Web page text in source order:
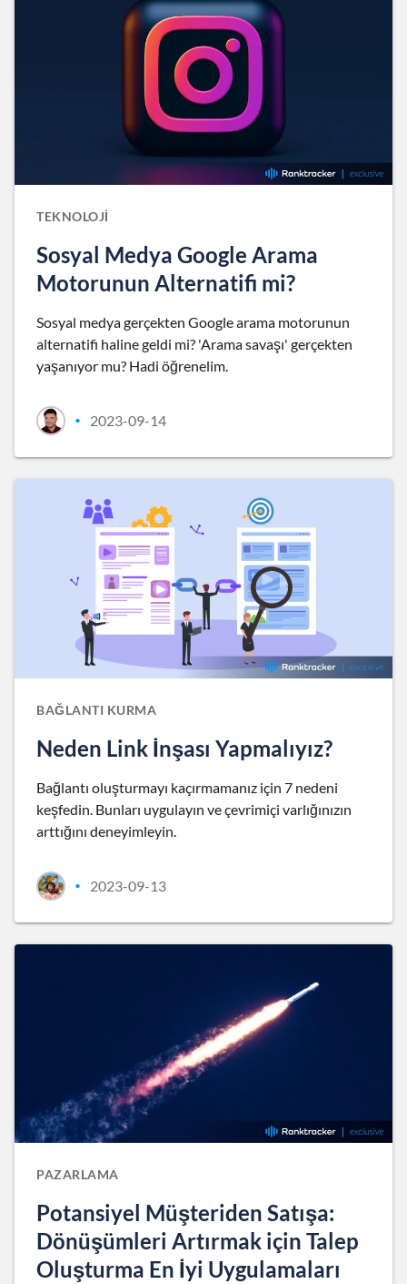
TEKNOLOJI
Sosyal Medya Google Arama
Motorunun Alternatifi mi?
Sosyal medya gerçekten Google arama motorunun
alternatifi haline geldi mi? 'Arama savaşı' gerçekten
yaşanıyor mu? Hadi öğrenelim.
• 2023-09-14
BAĞLANTI KURMA
Neden Link İnşası Yapmalıyız?
Bağlantı oluşturmayı kaçırmamanız için 7 nedeni
keşfedin. Bunları uygulayın ve çevrimiçi varlığınızın
arttığını deneyimleyin.
• 2023-09-13
PAZARLAMA
Potansiyel Müşteriden Satışa:
Dönüşümleri Artırmak için Talep
Oluşturma En İyi Uygulamaları